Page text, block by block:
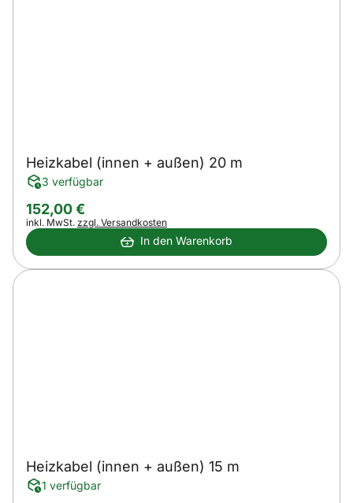
Heizkabel (innen + außen) 20 m
3 verfügbar
152,00€
Steuerhinweis:
inkl. MwSt. zzgl. Versandkosten
In den Warenkorb
Heizkabel (innen + außen) 15 m
1 verfügbar